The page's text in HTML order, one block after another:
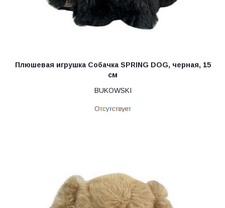
Плюшевая игрушка Собачка SPRING DOG, черная, 15
см
BUKOWSKI